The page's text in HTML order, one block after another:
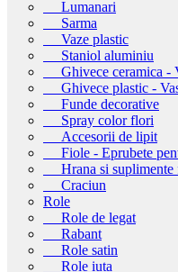
Lumanari
Sarma
Vaze plastic
Staniol aluminiu
Ghivece ceramica -
Ghivece plastic -
Funde decorative
Spray color flori
Accesorii de lipit
Fiole - Eprubete
Hrana si suplimente
Craciun
Role
Role de legat
Rabant
Role satin
Role iuta